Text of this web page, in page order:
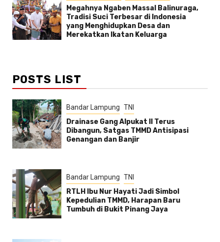
Megahnya Ngaben Massal Balinuraga,
Tradisi Suci Terbesar di Indonesia
yang Menghidupkan Desa dan
Merekatkan Ikatan Keluarga
POSTS LIST
Bandar Lampung TNI
Drainase Gang Alpukat II Terus
Dibangun, Satgas TMMD Antisipasi
Genangan dan Banjir
Bandar Lampung TNI
RTLH Ibu Nur Hayati Jadi Simbol
Kepedulian TMMD, Harapan Baru
Tumbuh di Bukit Pinang Jaya